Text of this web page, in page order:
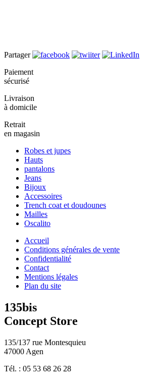
Partager
Paiement
sécurisé
Livraison
à domicile
Retrait
en magasin
Robes et jupes
Hauts
pantalons
Jeans
Bijoux
Accessoires
Trench coat et doudounes
Mailles
Oscalito
Accueil
Conditions générales de vente
Confidentialité
Contact
Mentions légales
Plan du site
135bis
Concept Store
135/137 rue Montesquieu
47000 Agen
Tél. : 05 53 68 26 28